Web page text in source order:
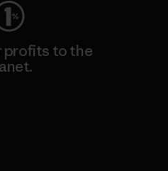
profits to the